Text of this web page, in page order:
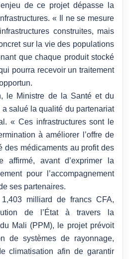
de ce projet dépasse la
« Il ne se mesure
construites, mais
sur la vie des populations
que chaque produit stocké
pourra recevoir un traitement
le Ministre de la Santé et du
salué la qualité du partenariat
« Ces infrastructures sont le
à améliorer l’offre de
des médicaments au profit des
affirmé, avant d’exprimer la
pour l’accompagnement
ses partenaires.
milliard de francs CFA,
de l’État à travers la
Mali (PPM), le projet prévoit
de systèmes de rayonnage,
climatisation afin de garantir